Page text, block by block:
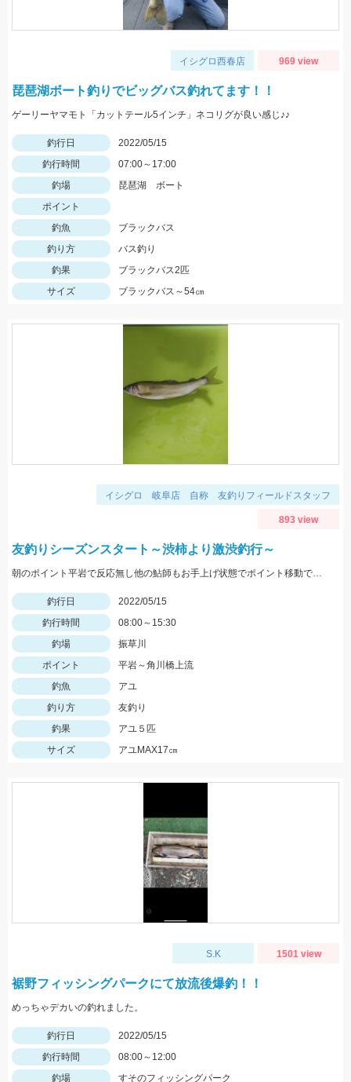
イシグロ西春店 969 view
琵琶湖ボート釣りでビッグバス釣れてます！！
ゲーリーヤマモト「カットテール5インチ」ネコリグが良い感じ♪♪
釣行日
2022/05/15
釣行時間
07:00～17:00
釣場
琵琶湖 ボート
ポイント
釣魚
ブラックバス
釣り方
バス釣り
釣果
ブラックバス2匹
サイズ
ブラックバス～54㎝
イシグロ 岐阜店 自称 友釣りフィールドスタッフ
893 view
友釣りシーズンスタート～渋柿より激渋釣行～
朝のポイント平岩で反応無し他の鮎師もお手上げ状態でポイント移動で角川橋上流に！瀬の中で５匹のみ追いも弱く渋い釣行でした
釣行日
2022/05/15
釣行時間
08:00～15:30
釣場
振草川
ポイント
平岩～角川橋上流
釣魚
アユ
釣り方
友釣り
釣果
アユ５匹
サイズ
アユMAX17㎝
S.K 1501 view
裾野フィッシングパークにて放流後爆釣！！
めっちゃデカいの釣れました。
釣行日
2022/05/15
釣行時間
08:00～12:00
釣場
すそのフィッシングパーク